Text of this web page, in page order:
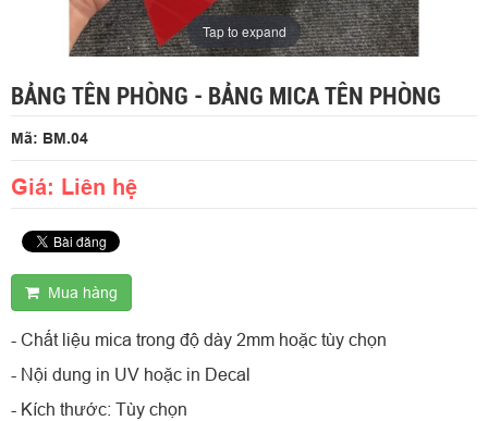
Tap to expand
BẢNG TÊN PHÒNG - BẢNG MICA TÊN PHÒNG
Mã: BM.04
Giá: Liên hệ
Mua hàng
- Chất liệu mica trong độ dày 2mm hoặc tùy chọn
- Nội dung in UV hoặc in Decal
- Kích thước: Tùy chọn